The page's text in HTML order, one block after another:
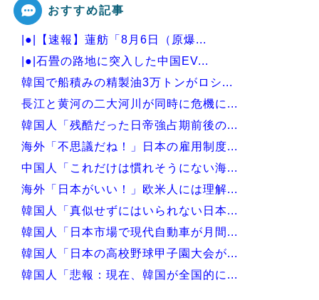
おすすめ記事
|●|【速報】蓮舫「8月6日（原爆...
|●|石畳の路地に突入した中国EV...
韓国で船積みの精製油3万トンがロシ...
長江と黄河の二大河川が同時に危機に...
韓国人「残酷だった日帝強占期前後の...
海外「不思議だね！」日本の雇用制度...
中国人「これだけは慣れそうにない海...
海外「日本がいい！」欧米人には理解...
韓国人「真似せずにはいられない日本...
韓国人「日本市場で現代自動車が月間...
韓国人「日本の高校野球甲子園大会が...
韓国人「悲報：現在、韓国が全国的に...